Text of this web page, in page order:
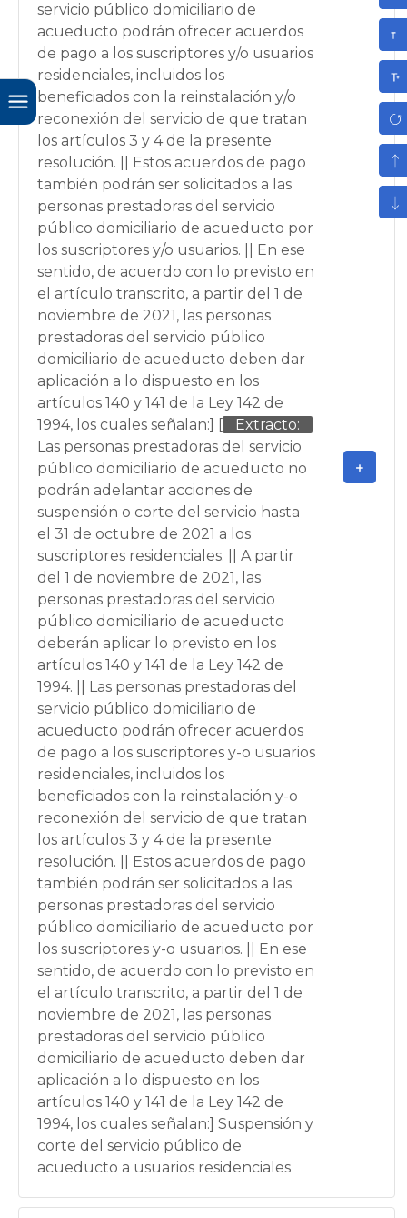
servicio público domiciliario de
acueducto podrán ofrecer acuerdos
de pago a los suscriptores y/o usuarios
residenciales, incluidos los
beneficiados con la reinstalación y/o
reconexión del servicio de que tratan
los artículos 3 y 4 de la presente
resolución. || Estos acuerdos de pago
también podrán ser solicitados a las
personas prestadoras del servicio
público domiciliario de acueducto por
los suscriptores y/o usuarios. || En ese
sentido, de acuerdo con lo previsto en
el artículo transcrito, a partir del 1 de
noviembre de 2021, las personas
prestadoras del servicio público
domiciliario de acueducto deben dar
aplicación a lo dispuesto en los
artículos 140 y 141 de la Ley 142 de
1994, los cuales señalan:] [
Extracto:
Las personas prestadoras del servicio
público domiciliario de acueducto no
podrán adelantar acciones de
suspensión o corte del servicio hasta
el 31 de octubre de 2021 a los
suscriptores residenciales. || A partir
del 1 de noviembre de 2021, las
personas prestadoras del servicio
público domiciliario de acueducto
deberán aplicar lo previsto en los
artículos 140 y 141 de la Ley 142 de
1994. || Las personas prestadoras del
servicio público domiciliario de
acueducto podrán ofrecer acuerdos
de pago a los suscriptores y-o usuarios
residenciales, incluidos los
beneficiados con la reinstalación y-o
reconexión del servicio de que tratan
los artículos 3 y 4 de la presente
resolución. || Estos acuerdos de pago
también podrán ser solicitados a las
personas prestadoras del servicio
público domiciliario de acueducto por
los suscriptores y-o usuarios. || En ese
sentido, de acuerdo con lo previsto en
el artículo transcrito, a partir del 1 de
noviembre de 2021, las personas
prestadoras del servicio público
domiciliario de acueducto deben dar
aplicación a lo dispuesto en los
artículos 140 y 141 de la Ley 142 de
1994, los cuales señalan:] Suspensión y
corte del servicio público de
acueducto a usuarios residenciales